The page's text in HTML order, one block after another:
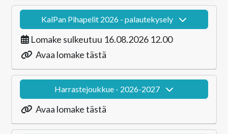
KalPan Pihapelit 2026 - palautekysely
Lomake sulkeutuu 16.08.2026 12.00
Avaa lomake tästä
Harrastejoukkue - 2026-2027
Avaa lomake tästä